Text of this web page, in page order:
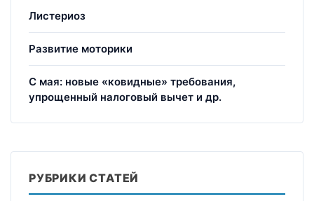
Листериоз
Развитие моторики
С мая: новые «ковидные» требования,
упрощенный налоговый вычет и др.
РУБРИКИ СТАТЕЙ